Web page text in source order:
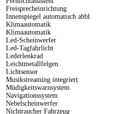
Freisprecheinrichtung
Innenspiegel automatisch abbl.
Klimaautomatik
Klimaautomatik
Led-Scheinwerfer
Led-Tagfahrlicht
Lederlenkrad
Leichtmetallfelgen
Lichtsensor
Musikstreaming integriert
Müdigkeitswarnsystem
Navigationssystem
Nebelscheinwerfer
Nichtraucher Fahrzeug